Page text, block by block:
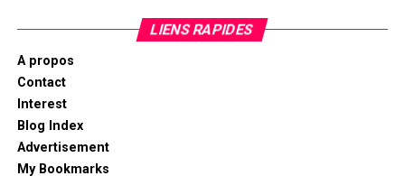
LIENS RAPIDES
A propos
Contact
Interest
Blog Index
Advertisement
My Bookmarks